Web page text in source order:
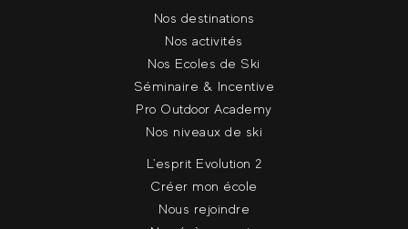
Nos destinations
Nos activités
Nos Ecoles de Ski
Séminaire & Incentive
Pro Outdoor Academy
Nos niveaux de ski
L'esprit Evolution 2
Créer mon école
Nous rejoindre